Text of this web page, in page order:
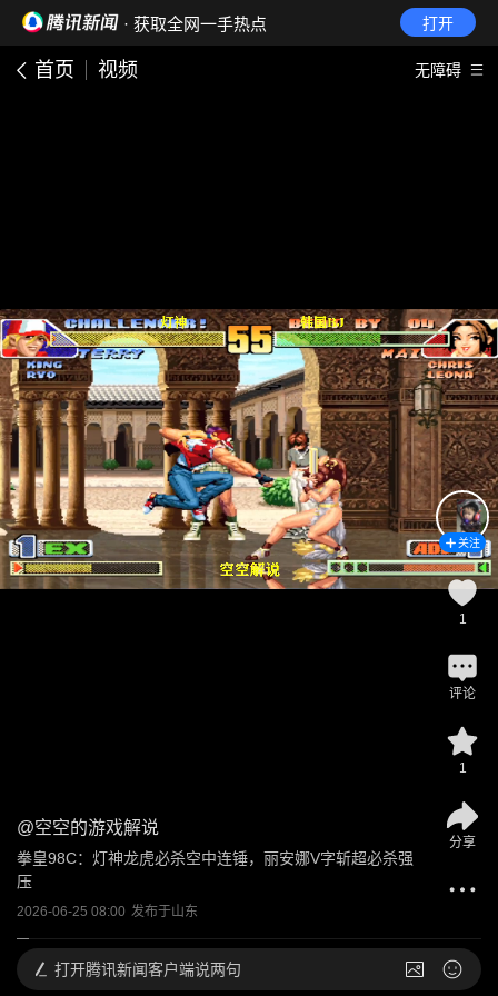
· 获取全网一手热点 打开
首页 视频 无障碍
@空空的游戏解说
拳皇98C：灯神龙虎必杀空中连锤，丽安娜V字斩超必杀强
压
2026-06-25 08:00 发布于山东
关注
1
评论
1
分享
打开腾讯新闻客户端说两句